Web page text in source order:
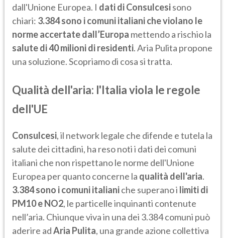
dall'Unione Europea. I dati di Consulcesisono
chiari: 3.384 sono i comuni italiani che violano le
norme accertate dall’Europa mettendo a rischio la
salute di 40 milioni di residenti. Aria Pulita propone
una soluzione. Scopriamo di cosa si tratta.
Qualità dell'aria: l'Italia viola le regole
dell'UE
Consulcesi, il network legale che difende e tutela la
salute dei cittadini, ha reso noti i dati dei comuni
italiani che non rispettano le norme dell'Unione
Europea per quanto concerne la qualità dell'aria.
3.384 sono i comuniitalianiche superano i limiti di
PM10 e NO2, le particelle inquinanti contenute
nell’aria. Chiunque viva in una dei 3.384 comuni può
aderire adAria Pulita, una grande azione collettiva